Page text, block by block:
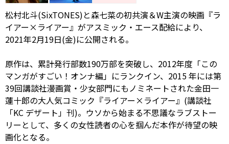
松村北斗(SixTONES)と森七菜の初共演＆W主演の映画『ラ
イアー×ライアー』がアスミック・エース配給により、
2021年2月19日(金)に公開される。
原作は、累計発行部数190万部を突破し、2012年度「この
マンガがすごい！オンナ編」にランクイン、2015 年には第
39回講談社漫画賞・少女部門にもノミネートされた金田一
蓮十郎の大人気コミック『ライアー×ライアー』(講談社
「KC デザート」刊)。ウソから始まる不思議なラブストー
リーとして、多くの女性読者の心を掴んだ本作が待望の映
画化となる。